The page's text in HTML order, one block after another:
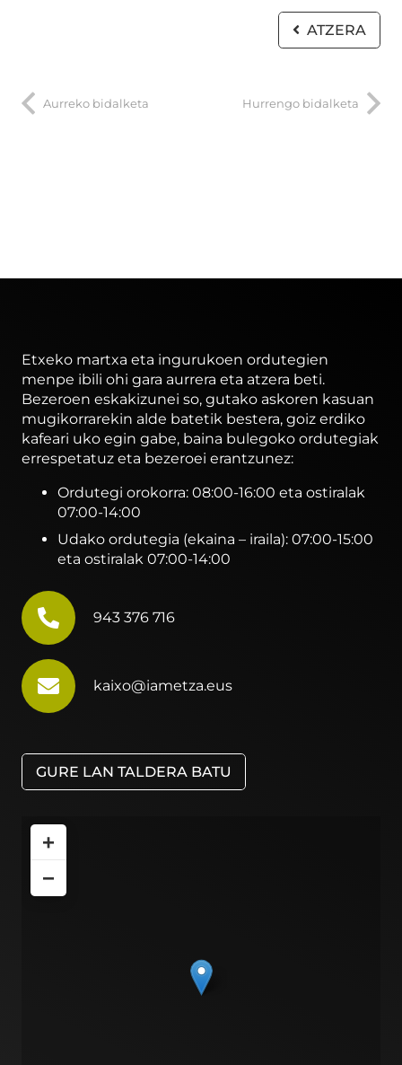
ATZERA
Aurreko bidalketa Hurrengo bidalketa
Etxeko martxa eta ingurukoen ordutegien
menpe ibili ohi gara aurrera eta atzera beti.
Bezeroen eskakizunei so, gutako askoren kasuan
mugikorrarekin alde batetik bestera, goiz erdiko
kafeari uko egin gabe, baina bulegoko ordutegiak
errespetatuz eta bezeroei erantzunez:
Ordutegi orokorra: 08:00-16:00 eta ostiralak
07:00-14:00
Udako ordutegia (ekaina – iraila): 07:00-15:00
eta ostiralak 07:00-14:00
943 376 716
kaixo@iametza.eus
GURE LAN TALDERA BATU
+
−